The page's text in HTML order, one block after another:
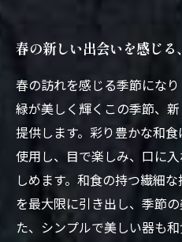
春の新しい出会いを感じ
春の訪れを感じる季節にな
緑が美しく輝くこの季節、
提供します。彩り豊かな和
使用し、目で楽しみ、口に
しめます。和食の持つ繊細
を最大限に引き出し、季節
た、シンプルで美しい器も